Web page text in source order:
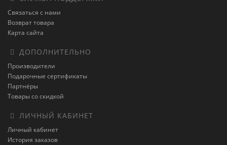
Связаться с нами
Возврат товара
Карта сайта
ДОПОЛНИТЕЛЬНО
Производители
Подарочные сертификаты
Партнёры
Товары со скидкой
ЛИЧНЫЙ КАБИНЕТ
Личный кабинет
История заказов